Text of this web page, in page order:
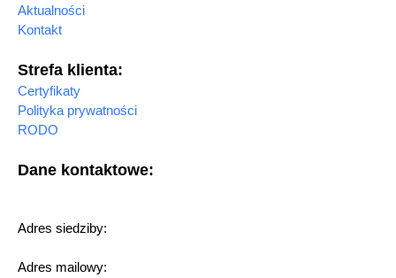
Aktualności
Kontakt
Strefa klienta:
Certyfikaty
Polityka prywatności
RODO
Dane kontaktowe:
Adres siedziby:
Adres mailowy: